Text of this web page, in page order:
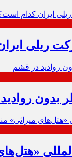
ریلی
بدون